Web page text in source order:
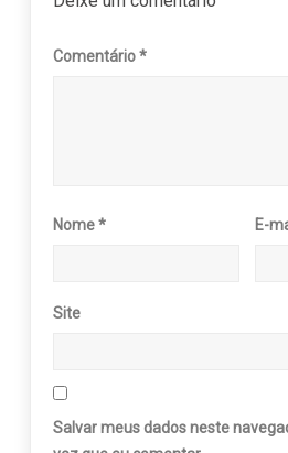
Comentário*
Nome* E-
Site
Salvar meus dados neste